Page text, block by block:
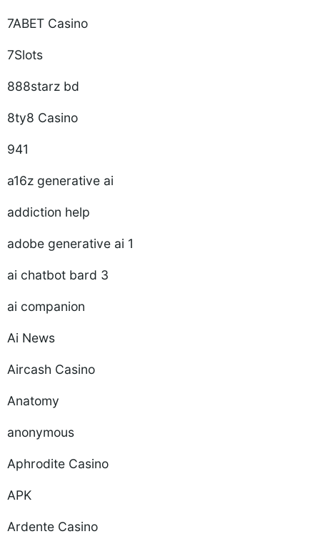
7ABET Casino
7Slots
888starz bd
8ty8 Casino
941
a16z generative ai
addiction help
adobe generative ai 1
ai chatbot bard 3
ai companion
Ai News
Aircash Casino
Anatomy
anonymous
Aphrodite Casino
APK
Ardente Casino